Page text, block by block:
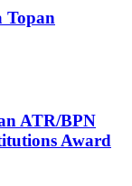
Topan
ATR/BPN
Award